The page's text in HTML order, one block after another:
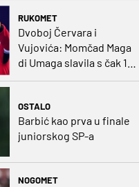
RUKOMET
Dvoboj Červara i
Vujovića: Momčad Maga
di Umaga slavila s čak 12
OSTALO
Barbić kao prva u finale
juniorskog SP-a
NOGOMET